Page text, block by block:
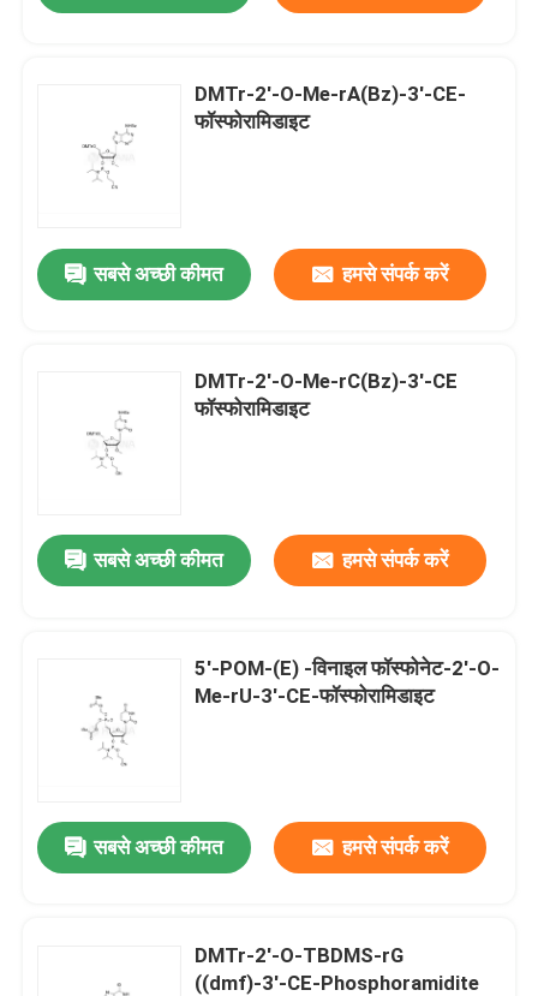
DMTr-2'-O-Me-rA(Bz)-3'-CE-
फॉस्फोरामिडाइट
सबसे अच्छी कीमत हमसे संपर्क करें
DMTr-2'-O-Me-rC(Bz)-3'-CE
फॉस्फोरामिडाइट
सबसे अच्छी कीमत हमसे संपर्क करें
5'-POM-(E) -विनाइल फॉस्फोनेट-2'-O-
Me-rU-3'-CE-फॉस्फोरामिडाइट
सबसे अच्छी कीमत हमसे संपर्क करें
DMTr-2'-O-TBDMS-rG
((dmf)-3'-CE-Phosphoramidite